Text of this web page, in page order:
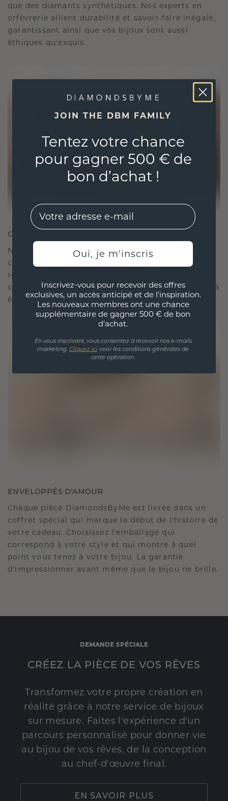
que des diamants synthétiques. Nos experts en
orfèvrerie allient durabilité et savoir-faire inégalé,
garantissant ainsi que vos bijoux sont aussi
éthiques qu'exquis.
CRÉÉ POUR LA CONNEXION
Notre philosophie en matière de design est de
créer des liens, chaque pièce étant conçue pour
résister à l'épreuve du temps. Elle devient votre
symbole d'amour et de moments chéris, destinée à
être portée et chérie pour toujours.
ENVELOPPÉS D'AMOUR
Chaque pièce DiamondsByMe est livrée dans un
coffret spécial qui marque le début de l'histoire de
votre cadeau. Choisissez l'emballage qui
correspond à votre style et qui montre à quel
point vous tenez à votre bijou. La garantie
d'impressionner avant même que le bijou ne brille.
DEMANDE SPÉCIALE
CRÉEZ LA PIÈCE DE VOS RÊVES
Transformez votre propre création en
réalité grâce à notre service de bijoux
sur mesure. Faites l'expérience d'un
parcours personnalisé pour donner vie
au bijou de vos rêves, de la conception
au chef-d'œuvre final.
EN SAVOIR PLUS
JOIN THE DBM FAMILY
Tentez votre chance
pour gagner 500 € de
bon d’achat !
EMail
Oui, je m'inscris
Inscrivez-vous pour recevoir des offres
exclusives, un accès anticipé et de l'inspiration.
Les nouveaux membres ont une chance
supplémentaire de gagner 500 € de bon
d'achat.
En vous inscrivant, vous consentez à recevoir nos e-mails
marketing. Cliquez ici voor les conditions générales de
cette opération.